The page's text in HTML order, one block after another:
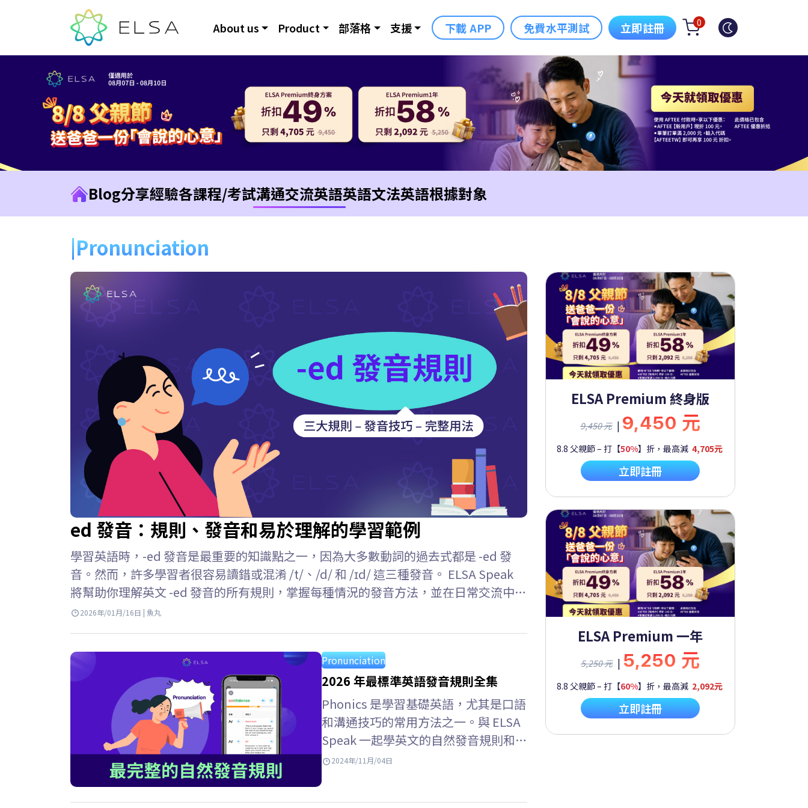
About us Product 部落格 支援 下載 APP 免費水平測試 立即註冊 0
Blog分享經驗各課程/考試溝通交流英語英語文法英語根據對象
Pronunciation
ed 發音：規則、發音和易於理解的學習範例
學習英語時，-ed 發音是最重要的知識點之一，因為大多數動詞的過去式都是 -ed 發
音。然而，許多學習者很容易讀錯或混淆 /t/、/d/ 和 /ɪd/ 這三種發音。 ELSA Speak
將幫助你理解英文 -ed 發音的所有規則，掌握每種情況的發音方法，並在日常交流中準
確運用它們。 Key Takeaways…
2026年/01月/16日 | 魚丸
Pronunciation
2026 年最標準英語發音規則全集
Phonics 是學習基礎英語，尤其是口語
和溝通技巧的常用方法之一。與 ELSA
Speak 一起學英文的自然發音規則和自
然發音規則總整理吧！ Key takeaways
2024年/11月/04日
ELSA Premium 終身版
9,450 元 | 9,450 元
8.8 父親節 – 打【50%】折，最高減 4,705元
立即註冊
ELSA Premium 一年
5,250 元 | 5,250 元
8.8 父親節 – 打【60%】折，最高減 2,092元
立即註冊